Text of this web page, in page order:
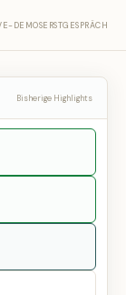
DEMOSERSTGESPRÄCH
Bisherige Highlights